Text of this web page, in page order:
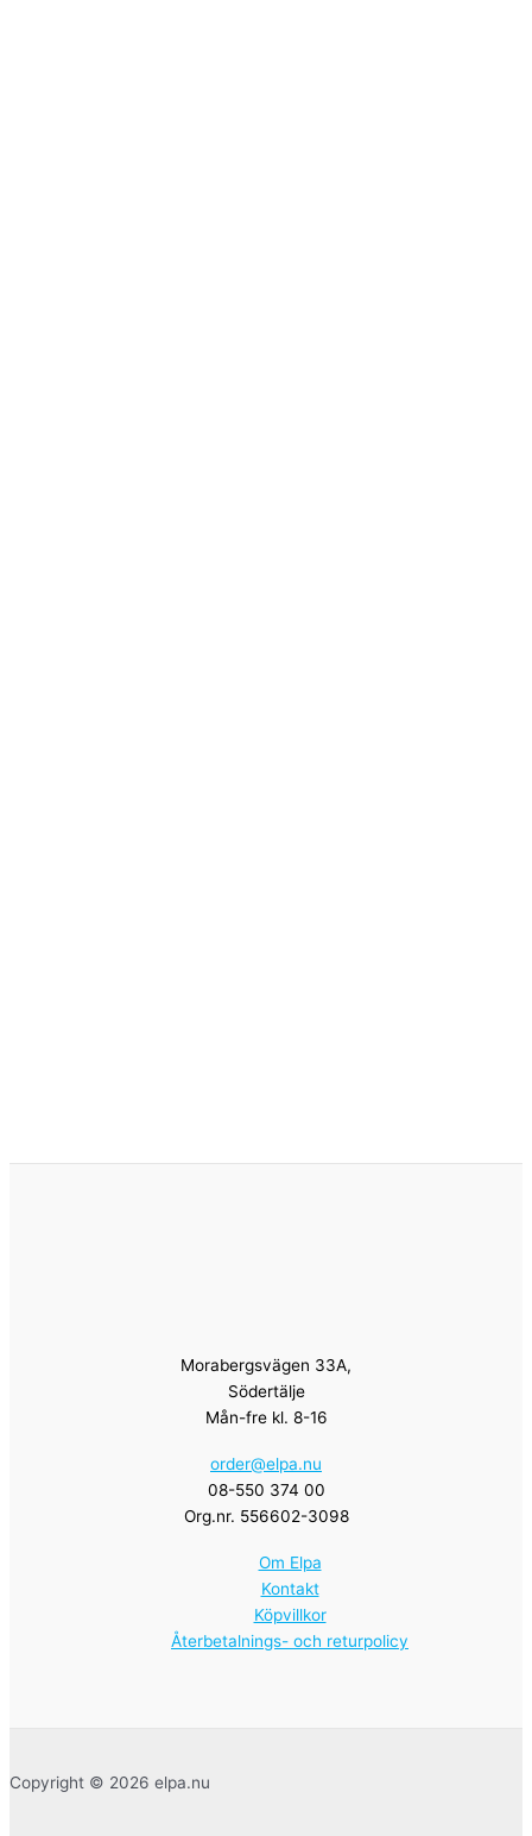
Morabergsvägen 33A,
Södertälje
Mån-fre kl. 8-16
order@elpa.nu
08-550 374 00
Org.nr. 556602-3098
Om Elpa
Kontakt
Köpvillkor
Återbetalnings- och returpolicy
Copyright © 2026 elpa.nu